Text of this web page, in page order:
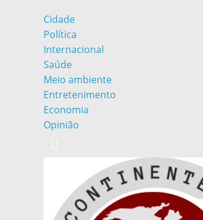
Cidade
Política
Internacional
Saúde
Meio ambiente
Entretenimento
Economia
Opinião